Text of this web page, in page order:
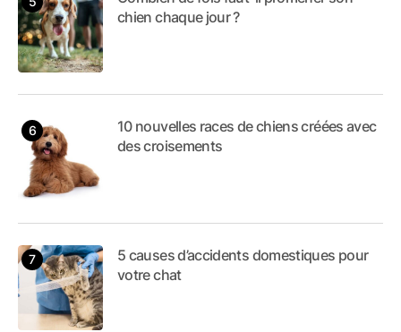
chien chaque jour ?
10 nouvelles races de chiens créées avec
des croisements
5 causes d’accidents domestiques pour
votre chat